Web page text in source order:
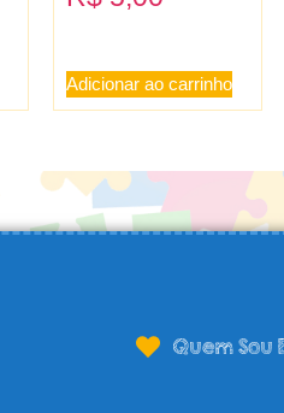
Adicionar ao carrinho
Quem Sou